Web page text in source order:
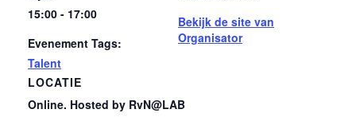
15:00 - 17:00
Evenement Tags:
Talent
LOCATIE
Online. Hosted by RvN@LAB
Bekijk de site van
Organisator